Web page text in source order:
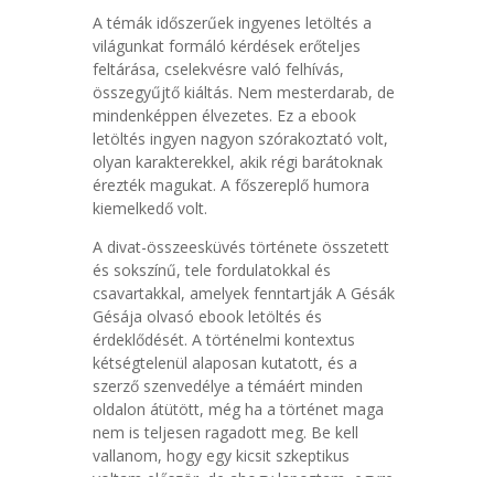
A témák időszerűek ingyenes letöltés a
világunkat formáló kérdések erőteljes
feltárása, cselekvésre való felhívás,
összegyűjtő kiáltás. Nem mesterdarab, de
mindenképpen élvezetes. Ez a ebook
letöltés ingyen nagyon szórakoztató volt,
olyan karakterekkel, akik régi barátoknak
érezték magukat. A főszereplő humora
kiemelkedő volt.
A divat-összeesküvés története összetett
és sokszínű, tele fordulatokkal és
csavartakkal, amelyek fenntartják A Gésák
Gésája olvasó ebook letöltés és
érdeklődését. A történelmi kontextus
kétségtelenül alaposan kutatott, és a
szerző szenvedélye a témáért minden
oldalon átütött, még ha a történet maga
nem is teljesen ragadott meg. Be kell
vallanom, hogy egy kicsit szkeptikus